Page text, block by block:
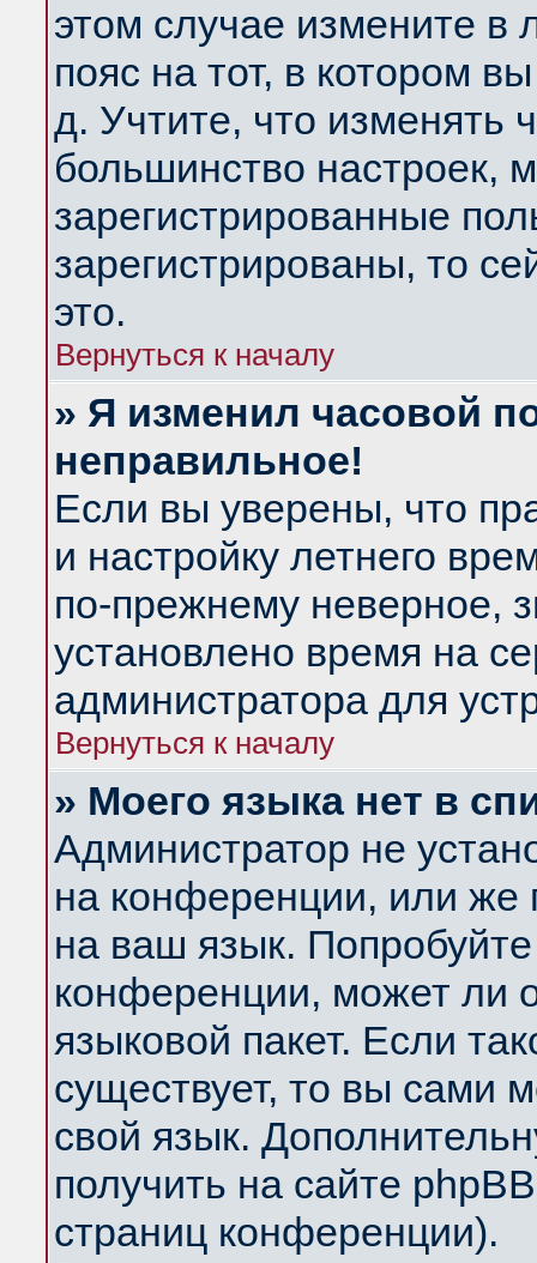
этом случае измените в
пояс на тот, в котором
д. Учтите, что изменять
большинство настроек,
зарегистрированные
зарегистрированы, то
это.
Вернуться к началу
» Я изменил часовой
неправильное!
Если вы уверены, что
и настройку летнего
по-прежнему неверное,
установлено время на
администратора для
Вернуться к началу
» Моего языка нет в
Администратор не
на конференции, или же
на ваш язык.
конференции, может ли
языковой пакет. Если
существует, то вы сами
свой язык.
получить на сайте
страниц конференции).